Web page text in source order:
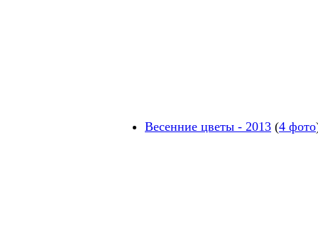
Весенние цветы - 2013 (4 фото